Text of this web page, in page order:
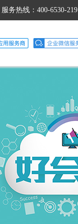
务热线：400-6530-219